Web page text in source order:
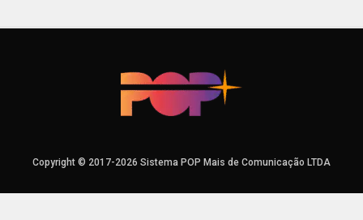
Copyright © 2017-2026 Sistema POP Mais de Comunicação LTDA